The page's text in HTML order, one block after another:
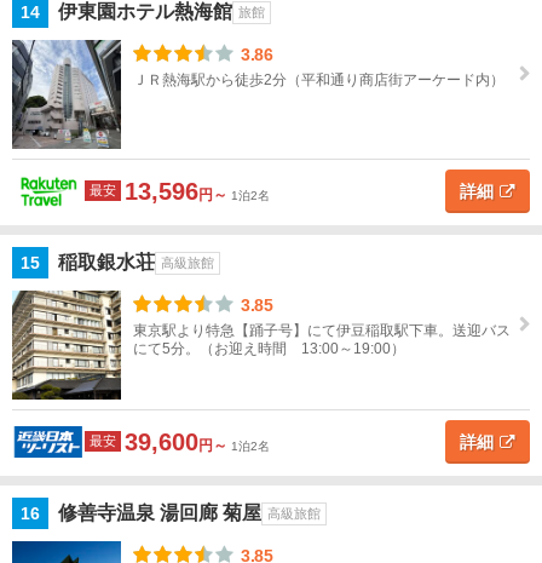
14 伊東園ホテル熱海館 旅館
3.86
ＪＲ熱海駅から徒歩2分（平和通り商店街アーケード内）
最安 13,596円～ 1泊2名 詳細
15 稲取銀水荘 高級旅館
3.85
東京駅より特急【踊子号】にて伊豆稲取駅下車。送迎バス
にて5分。（お迎え時間 13:00～19:00）
最安 39,600円～ 1泊2名 詳細
16 修善寺温泉 湯回廊 菊屋 高級旅館
3.85